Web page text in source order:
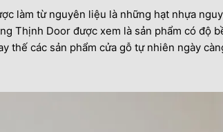
làm từ nguyên liệu là những hạt nhựa
Thịnh Door được xem là sản phẩm có độ
thế các sản phẩm cửa gỗ tự nhiên ngày